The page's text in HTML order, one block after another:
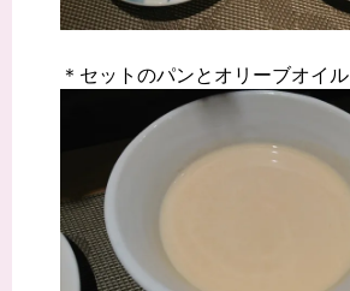
＊セットのパンとオリーブオイル